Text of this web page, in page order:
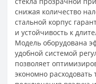
снижая количество
стальной корпус
и устойчивость к
Модель оборудована
удобной системой
позволяет
экономно